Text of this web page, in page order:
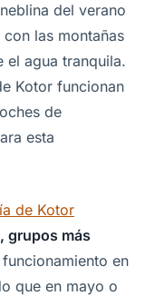
del verano
las montañas
el agua tranquila.
Kotor funcionan
de
esta
de Kotor
grupos más
en
que en mayo o